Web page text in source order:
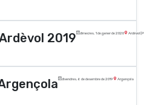
2019 dimecres, 1 de gener de 2020 Ardèvol
divendres, 6 de desembre de 2019 Argençola